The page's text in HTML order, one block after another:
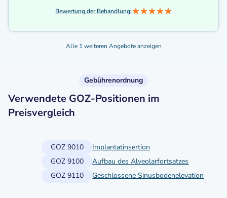
Bewertung der Behandlung:
Alle 1 weiteren Angebote anzeigen
Gebührenordnung
Verwendete GOZ-Positionen im
Preisvergleich
GOZ 9010
Implantatinsertion
GOZ 9100
Aufbau des Alveolarfortsatzes
GOZ 9110
Geschlossene Sinusbodenelevation